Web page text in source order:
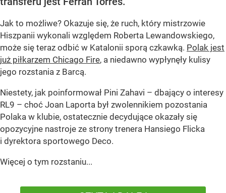
Jak to możliwe? Okazuje się, że ruch, który mistrzowie
Hiszpanii wykonali względem Roberta Lewandowskiego,
może się teraz odbić w Katalonii sporą czkawką. Polak jest
już piłkarzem Chicago Fire, a niedawno wypłynęły kulisy
jego rozstania z Barcą.
Niestety, jak poinformował Pini Zahavi – dbający o interesy
RL9 – choć Joan Laporta był zwolennikiem pozostania
Polaka w klubie, ostatecznie decydujące okazały się
opozycyjne nastroje ze strony trenera Hansiego Flicka
i dyrektora sportowego Deco.
Więcej o tym rozstaniu...